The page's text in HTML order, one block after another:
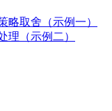
略取舍（示例一）
理（示例二）